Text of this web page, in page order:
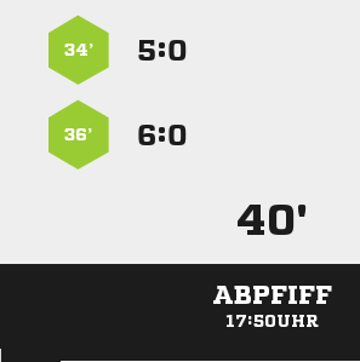
:
34’
:
36’
40'
ABPFIFF
17:50UHR